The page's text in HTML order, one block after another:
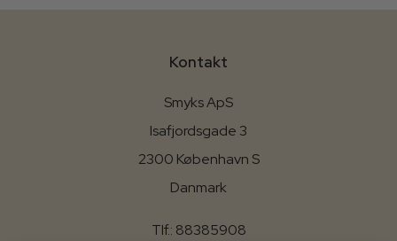
Kontakt
Smyks ApS
Isafjordsgade 3
2300 København S
Danmark
Tlf.: 88385908